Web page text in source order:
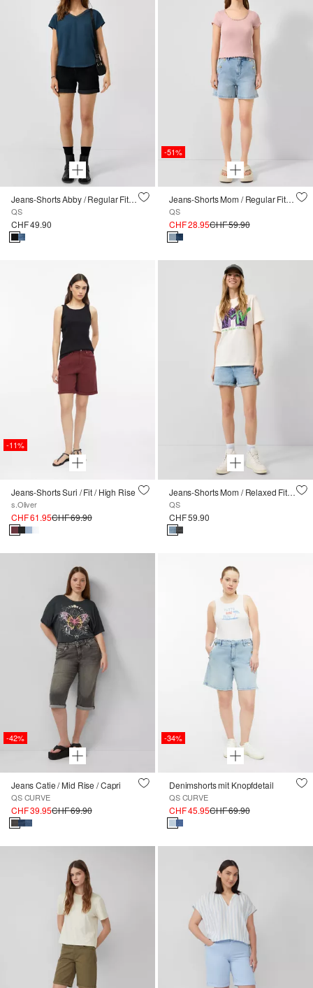
Jeans-Shorts Abby / Regular Fit / Mid Rise
QS
CHF 49.90
-51%
Jeans-Shorts Mom / Regular Fit / High Rise / Superstretch
QS
CHF 28.95CHF 59.90
-11%
Jeans-Shorts Suri / Fit / High Rise
s.Oliver
CHF 61.95CHF 69.90
Jeans-Shorts Mom / Relaxed Fit / High Rise
QS
CHF 59.90
-42%
Jeans Catie / Mid Rise / Capri
QS CURVE
CHF 39.95CHF 69.90
-34%
Denimshorts mit Knopfdetail
QS CURVE
CHF 45.95CHF 69.90